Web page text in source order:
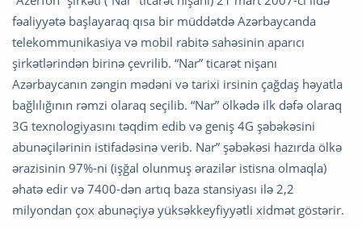
fəaliyyətə başlayaraq qısa bir müddətdə Azərbaycanda
telekommunikasiya və mobil rabitə sahəsinin aparıcı
şirkətlərindən birinə çevrilib. “Nar” ticarət nişanı
Azərbaycanın zəngin mədəni və tarixi irsinin çağdaş həyatla
bağlılığının rəmzi olaraq seçilib. “Nar” ölkədə ilk dəfə olaraq
3G texnologiyasını təqdim edib və geniş 4G şəbəkəsini
abunəçilərinin istifadəsinə verib. Nar” şəbəkəsi hazırda ölkə
ərazisinin 97%-ni (işğal olunmuş ərazilər istisna olmaqla)
əhatə edir və 7400-dən artıq baza stansiyası ilə 2,2
milyondan çox abunəçiyə yüksəkkeyfiyyətli xidmət göstərir.